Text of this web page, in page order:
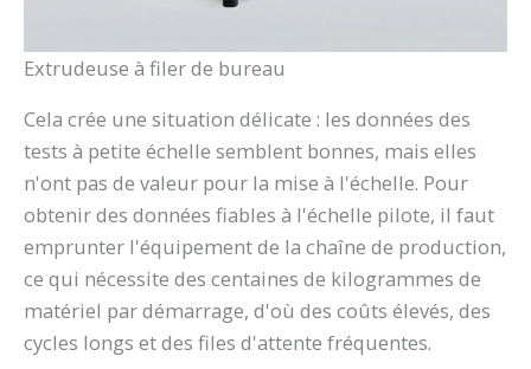
Extrudeuse à filer de bureau
Cela crée une situation délicate : les données des
tests à petite échelle semblent bonnes, mais elles
n'ont pas de valeur pour la mise à l'échelle. Pour
obtenir des données fiables à l'échelle pilote, il faut
emprunter l'équipement de la chaîne de production,
ce qui nécessite des centaines de kilogrammes de
matériel par démarrage, d'où des coûts élevés, des
cycles longs et des files d'attente fréquentes.